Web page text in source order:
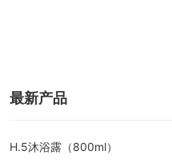
最新产品
H.5沐浴露（800ml）